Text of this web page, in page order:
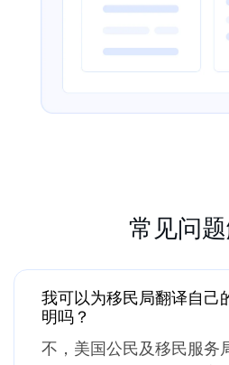
常见问
我可以为移民局翻译自己
明吗？
不，美国公民及移民服务